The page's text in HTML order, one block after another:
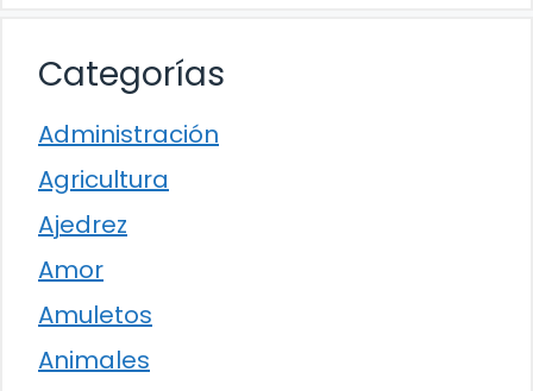
Categorías
Administración
Agricultura
Ajedrez
Amor
Amuletos
Animales